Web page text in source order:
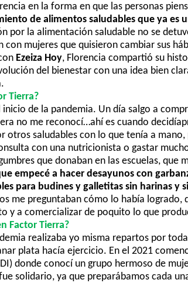
en la forma en que las personas
de alimentos sal udables que ya es
por la alimentación saludable no se
mujeres que quisieron cambiar sus
Ezeiza Hoy, Florencia compartió su
del bienestar con una idea bien
Tierra?
inicio de la pandemia. Un día salgo a
no me reconocí…ahí es cuando decidí
otros saludables con lo que tenía a
con una nutricionista o gastar
que donaban en las escuelas, que
empecé a hacer desayunos con
para budines y galletitas sin harinas y
me preguntaban cómo lo había logrado,
y a comercializar de poquito lo que
Factor Tierra?
realizaba yo misma repartos por
plata hacía ejercicio. En el 2021
donde conocí un grupo hermoso de
solidario, ya que preparábamos cada